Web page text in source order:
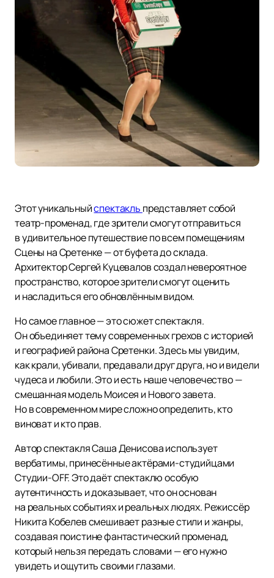
Этот уникальныйспектакль представляет собой
театр-променад, где зрители смогут отправиться
в удивительное путешествие по всем помещениям
Сцены на Сретенке — от буфета до склада.
Архитектор Сергей Куцевалов создал невероятное
пространство, которое зрители смогут оценить
и насладиться его обновлённым видом.
Но самое главное — это сюжет спектакля.
Он объединяет тему современных грехов с историей
и географией района Сретенки. Здесь мы увидим,
как крали, убивали, предавали друг друга, но и видели
чудеса и любили. Это и есть наше человечество —
смешанная модель Моисея и Нового завета.
Но в современном мире сложно определить, кто
виноват и кто прав.
Автор спектакля Саша Денисова использует
вербатимы, принесённые актёрами-студийцами
Студии-OFF. Это даёт спектаклю особую
аутентичность и доказывает, что он основан
на реальных событиях и реальных людях. Режиссёр
Никита Кобелев смешивает разные стили и жанры,
создавая поистине фантастический променад,
который нельзя передать словами — его нужно
увидеть и ощутить своими глазами.